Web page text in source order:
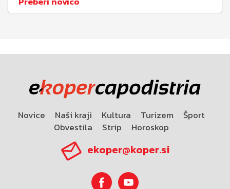
Novice Naši kraji Kultura Turizem
Šport
Obvestila
Strip Horoskop
ekoper@koper.si